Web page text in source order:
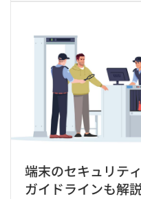
端末のセキュリテ
ガイドラインも解